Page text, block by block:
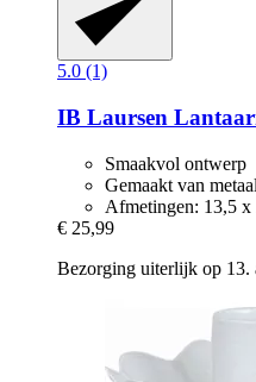
5.0 (1)
IB Laursen
Smaakvol ontwerp
Gemaakt van
Afmetingen: 13,5 x
€ 25,99
Bezorging uiterlijk op 13.